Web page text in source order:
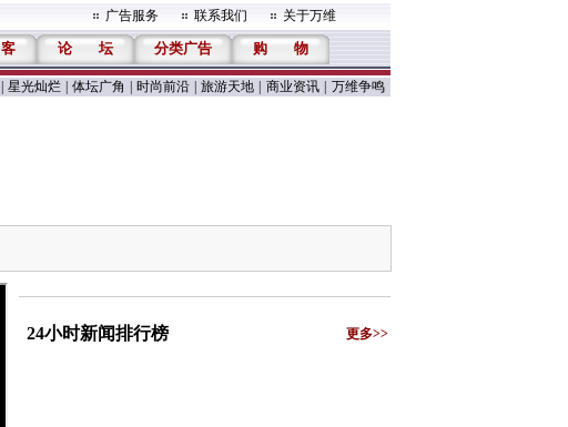
广告服务 联系我们 关于万维
客 论 坛 分类广告 购 物
星光灿烂 体坛广角 时尚前沿 旅游天地 商业资讯 万维争鸣
24小时新闻排行榜 更多>>